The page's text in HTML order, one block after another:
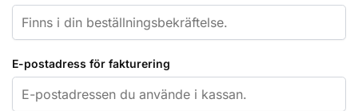
E-postadress för fakturering